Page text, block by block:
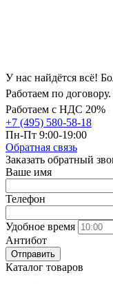
У нас найдётся всё!
Работаем по
Работаем с НДС 20%
+7 (495) 580-58-18
Пн-Пт 9:00-19:00
Обратная связь
Заказать обратный
Ваше имя
Телефон
Удобное время
Антибот
Отправить
Каталог товаров